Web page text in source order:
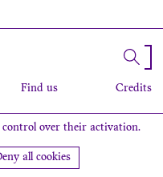
Find us Credits
control over their activation.
all cookies